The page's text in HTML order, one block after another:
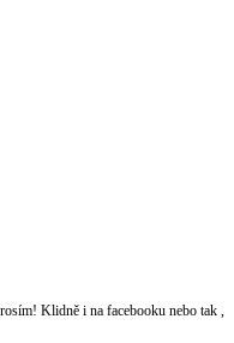
Klidně i na facebooku nebo tak ,